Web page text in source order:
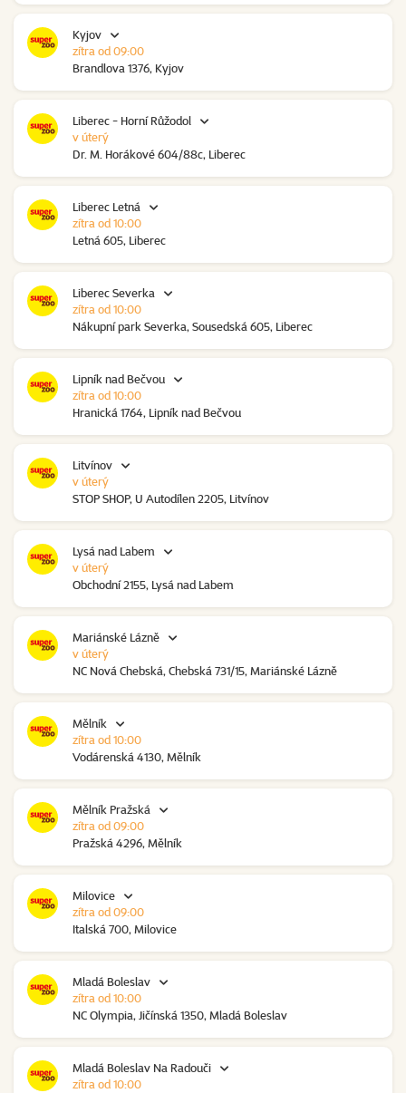
Kyjov
Brandlova 1376, Kyjov
zítra od 09:00
Liberec - Horní Růžodol
Dr. M. Horákové 604/88c, Liberec
v úterý
Liberec Letná
Letná 605, Liberec
zítra od 10:00
Liberec Severka
Nákupní park Severka, Sousedská 605, Liberec
zítra od 10:00
Lipník nad Bečvou
Hranická 1764, Lipník nad Bečvou
zítra od 10:00
Litvínov
STOP SHOP, U Autodílen 2205, Litvínov
v úterý
Lysá nad Labem
Obchodní 2155, Lysá nad Labem
v úterý
Mariánské Lázně
NC Nová Chebská, Chebská 731/15, Mariánské Lázně
v úterý
Mělník
Vodárenská 4130, Mělník
zítra od 10:00
Mělník Pražská
Pražská 4296, Mělník
zítra od 09:00
Milovice
Italská 700, Milovice
zítra od 09:00
Mladá Boleslav
NC Olympia, Jičínská 1350, Mladá Boleslav
zítra od 10:00
Mladá Boleslav Na Radouči
zítra od 10:00